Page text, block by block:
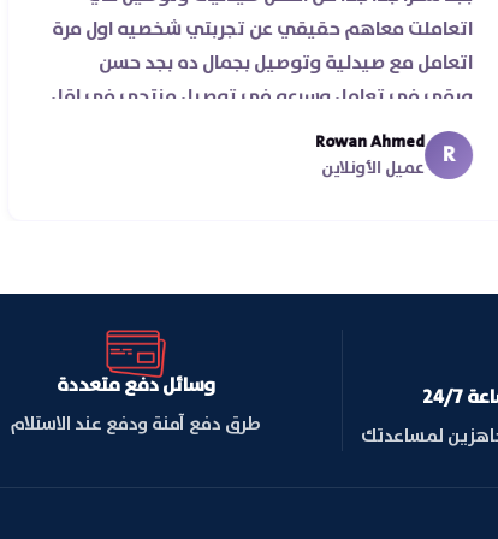
اتعاملت معاهم حقيقي عن تجربتي شخصيه
اتعامل مع صيدلية وتوصيل بجمال ده بجد
ورقي في تعامل وسرعه في توصيل منتجي
من يومين من اسكندرية للقاهره ..
R
24/7
لمساعدتك
وسائل دفع متعددة
طرق دفع آمنة ودفع عند الاستلام